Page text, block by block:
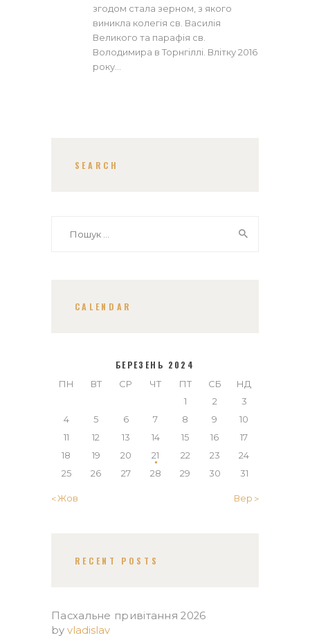
згодом стала зерном, з якого
виникла колегія св. Василія
Великого та парафія св.
Володимира в Торнгіллі. Влітку 2016
року…
SEARCH
CALENDAR
БЕРЕЗЕНЬ 2024
ПН ВТ СР ЧТ ПТ СБ
НД
1
2
3
4
5 6 7 8 9
10
11
12 13 14 15 16
17
18
19 20 21 22 23
24
25
26 27 28 29 30 31
« Жов Вер »
RECENT POSTS
Пасхальне привітання 2026
by vladislav